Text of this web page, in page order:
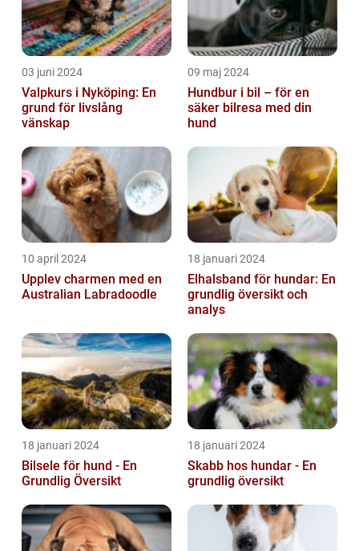
03 juni 2024
Valpkurs i Nyköping: En
grund för livslång
vänskap
09 maj 2024
Hundbur i bil – för en
säker bilresa med din
hund
10 april 2024
Upplev charmen med en
Australian Labradoodle
18 januari 2024
Elhalsband för hundar: En
grundlig översikt och
analys
18 januari 2024
Bilsele för hund - En
Grundlig Översikt
18 januari 2024
Skabb hos hundar - En
grundlig översikt